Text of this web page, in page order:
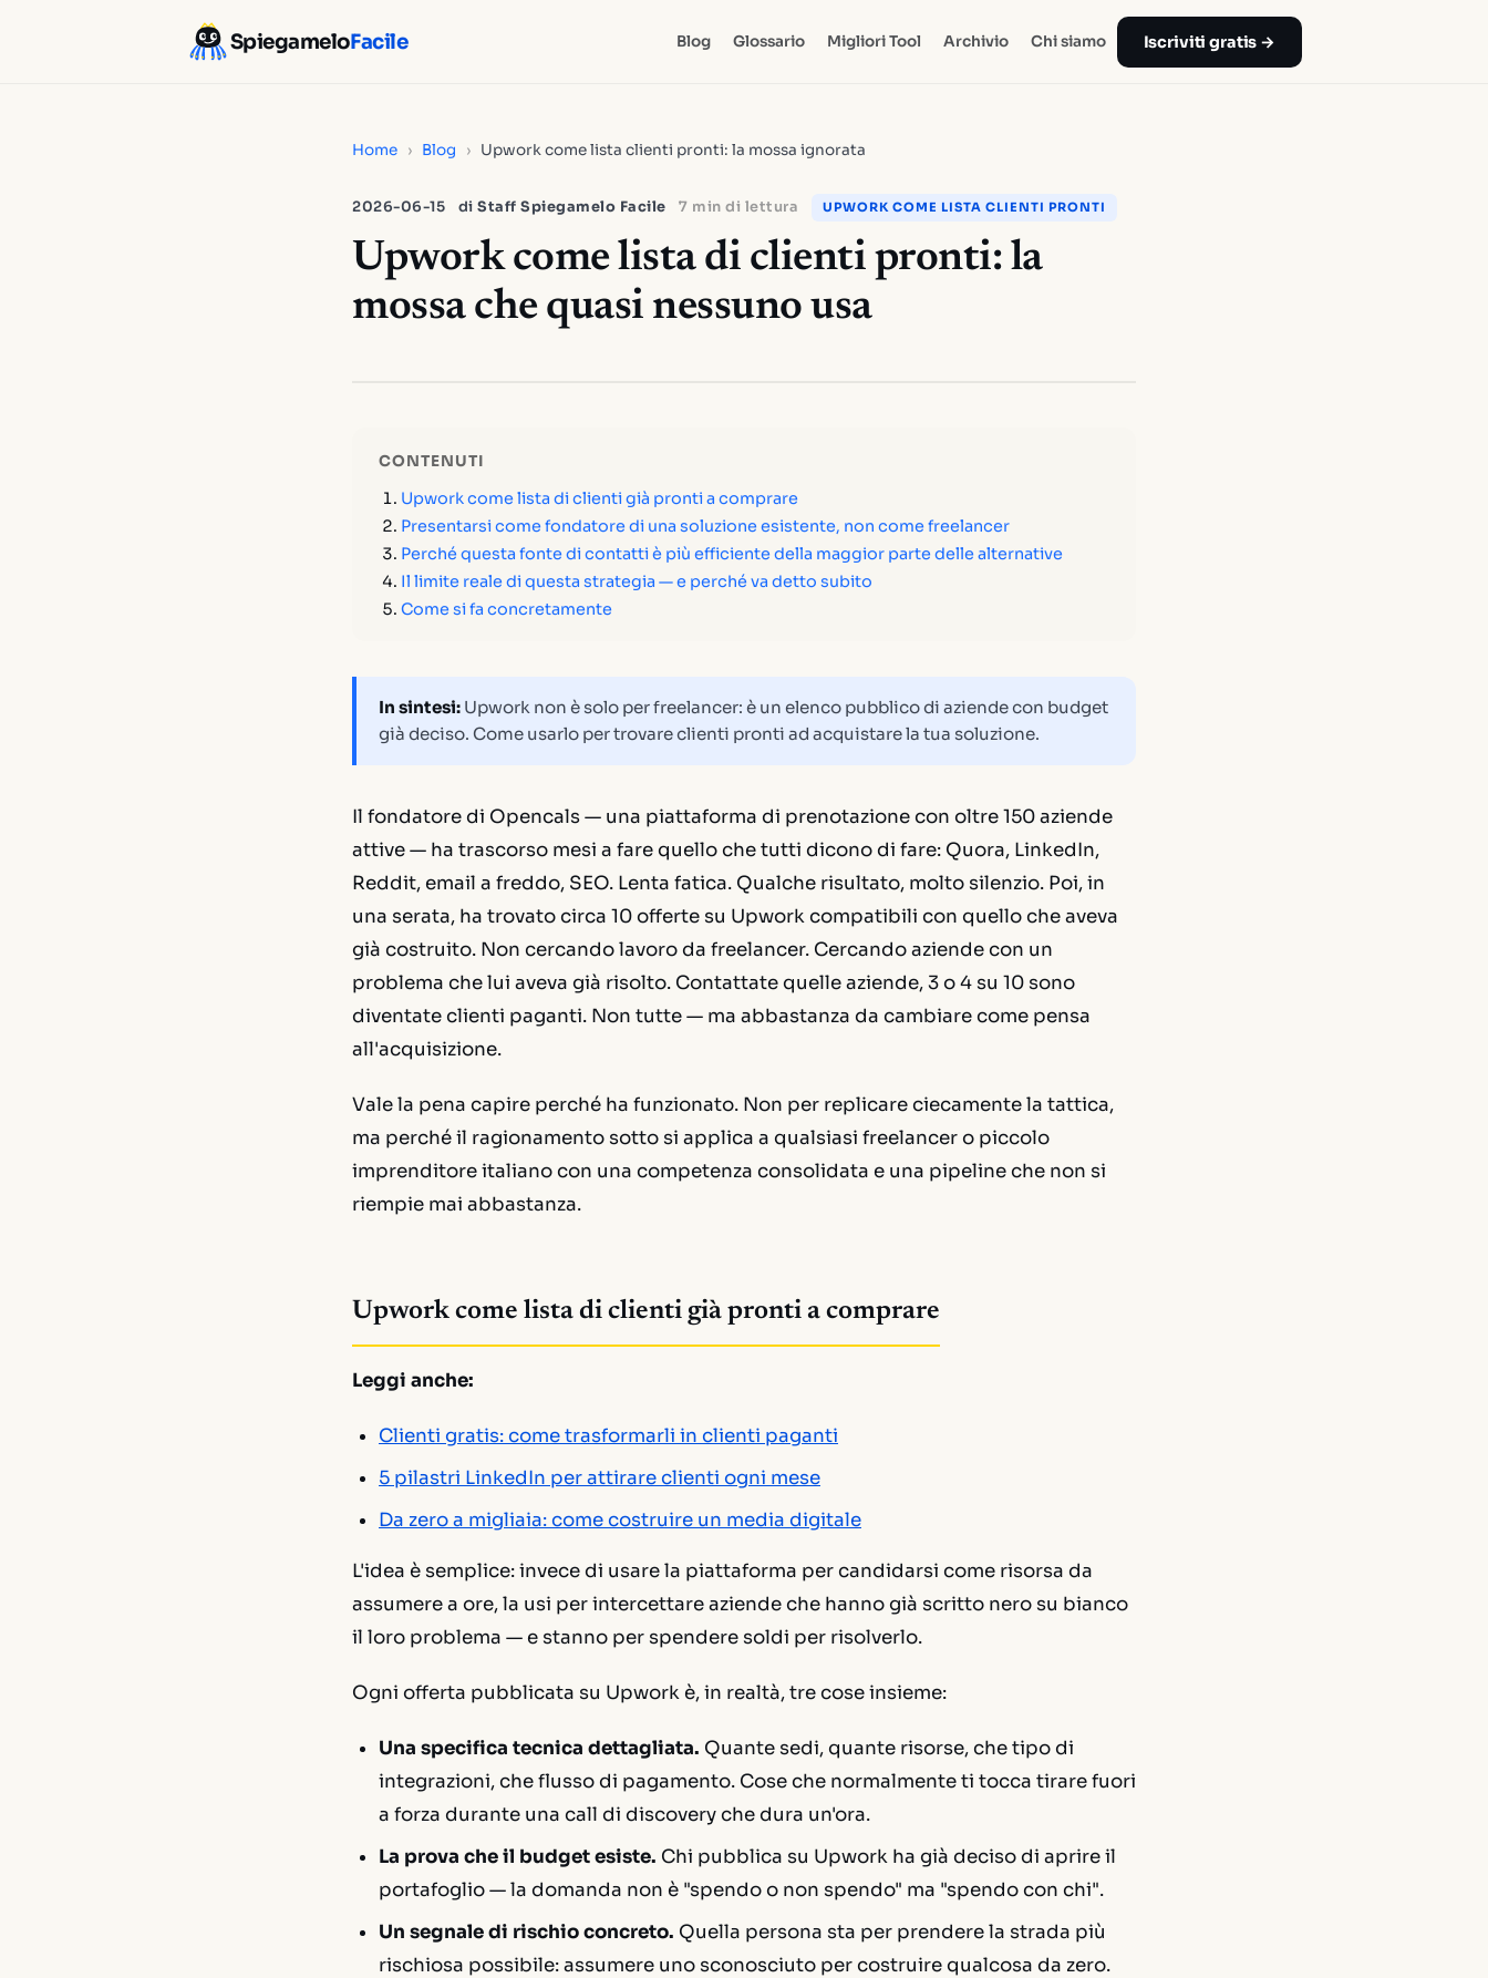
SpiegameloFacile Blog Glossario Migliori Tool Archivio Chi siamo Iscriviti gratis →
Home › Blog › Upwork come lista clienti pronti: la mossa ignorata
2026-06-15 di Staff Spiegamelo Facile 7 min di lettura UPWORK COME LISTA CLIENTI PRONTI
Upwork come lista di clienti pronti: la
mossa che quasi nessuno usa
CONTENUTI
Upwork come lista di clienti già pronti a comprare
Presentarsi come fondatore di una soluzione esistente, non come freelancer
Perché questa fonte di contatti è più efficiente della maggior parte delle alternative
Il limite reale di questa strategia — e perché va detto subito
Come si fa concretamente
In sintesi: Upwork non è solo per freelancer: è un elenco pubblico di aziende con budget
già deciso. Come usarlo per trovare clienti pronti ad acquistare la tua soluzione.
Il fondatore di Opencals — una piattaforma di prenotazione con oltre 150 aziende
attive — ha trascorso mesi a fare quello che tutti dicono di fare: Quora, LinkedIn,
Reddit, email a freddo, SEO. Lenta fatica. Qualche risultato, molto silenzio. Poi, in
una serata, ha trovato circa 10 offerte su Upwork compatibili con quello che aveva
già costruito. Non cercando lavoro da freelancer. Cercando aziende con un
problema che lui aveva già risolto. Contattate quelle aziende, 3 o 4 su 10 sono
diventate clienti paganti. Non tutte — ma abbastanza da cambiare come pensa
all'acquisizione.
Vale la pena capire perché ha funzionato. Non per replicare ciecamente la tattica,
ma perché il ragionamento sotto si applica a qualsiasi freelancer o piccolo
imprenditore italiano con una competenza consolidata e una pipeline che non si
riempie mai abbastanza.
Upwork come lista di clienti già pronti a comprare
Leggi anche:
Clienti gratis: come trasformarli in clienti paganti
5 pilastri LinkedIn per attirare clienti ogni mese
Da zero a migliaia: come costruire un media digitale
L'idea è semplice: invece di usare la piattaforma per candidarsi come risorsa da
assumere a ore, la usi per intercettare aziende che hanno già scritto nero su bianco
il loro problema — e stanno per spendere soldi per risolverlo.
Ogni offerta pubblicata su Upwork è, in realtà, tre cose insieme:
Una specifica tecnica dettagliata. Quante sedi, quante risorse, che tipo di
integrazioni, che flusso di pagamento. Cose che normalmente ti tocca tirare fuori
a forza durante una call di discovery che dura un'ora.
La prova che il budget esiste. Chi pubblica su Upwork ha già deciso di aprire il
portafoglio — la domanda non è "spendo o non spendo" ma "spendo con chi".
Un segnale di rischio concreto. Quella persona sta per prendere la strada più
rischiosa possibile: assumere uno sconosciuto per costruire qualcosa da zero.